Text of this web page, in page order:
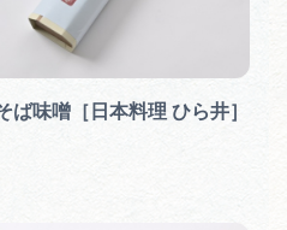
ば味噌［日本料理 ひら井］